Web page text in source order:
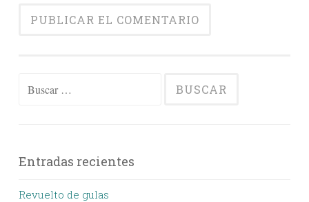
Entradas recientes
Revuelto de gulas